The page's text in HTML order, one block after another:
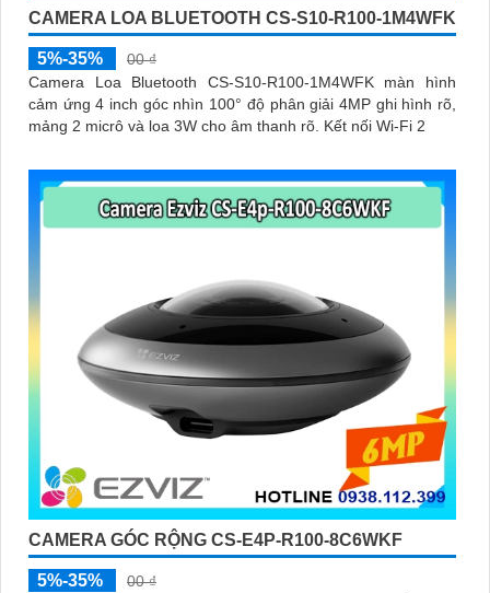
CAMERA LOA BLUETOOTH CS-S10-R100-1M4WFK
5%-35%
00 ₫
Camera Loa Bluetooth CS-S10-R100-1M4WFK màn hình
cảm ứng 4 inch góc nhìn 100° độ phân giải 4MP ghi hình rõ,
mảng 2 micrô và loa 3W cho âm thanh rõ. Kết nối Wi-Fi 2
CAMERA GÓC RỘNG CS-E4P-R100-8C6WKF
5%-35%
00 ₫